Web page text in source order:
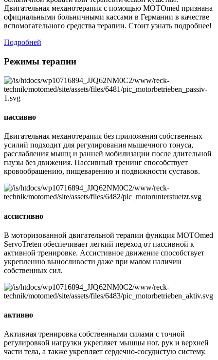
Двигательная механотерапия с помощью MOTOmed признана
официальными больничными кассами в Германии в качестве
вспомогательного средства терапии. Стоит узнать подробнее!
Подробней
Режимы терапии
пассивно
Двигательная механотерапия без приложения собственных
усилий подходит для регулирования мышечного тонуса,
расслабления мышц и ранней мобилизации после длительной
паузы без движения. Пассивный тренинг способствует
кровообращению, пищеварению и подвижности суставов.
ассистивно
В моторизованной двигательной терапии функция MOTOmed
ServoTreten обеспечивает легкий переход от пассивной к
активной тренировке. Ассистивное движение способствует
укреплению выносливости даже при малом наличии
собственных сил.
активно
Активная тренировка собственными силами с точной
регулировкой нагрузки укрепляет мышцы ног, рук и верхней
части тела, а также укрепляет сердечно-сосудистую систему.